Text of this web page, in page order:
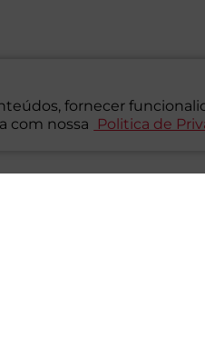
fornecer
com nossa
Politica de